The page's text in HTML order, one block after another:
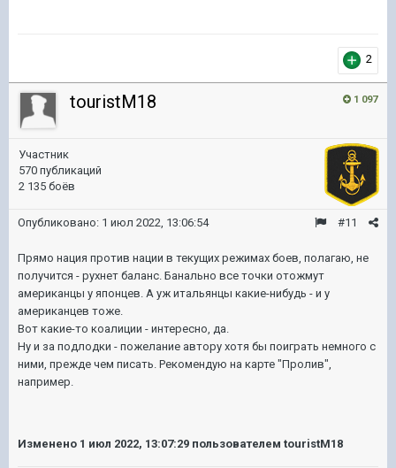
2
1 097
touristM18
Участник
570 публикаций
2 135 боёв
#11
Опубликовано: 1 июл 2022, 13:06:54
Прямо нация против нации в текущих режимах боев, полагаю, не
получится - рухнет баланс. Банально все точки отожмут
американцы у японцев. А уж итальянцы какие-нибудь - и у
американцев тоже.
Вот какие-то коалиции - интересно, да.
Ну и за подлодки - пожелание автору хотя бы поиграть немного с
ними, прежде чем писать. Рекомендую на карте "Пролив",
например.
Изменено 1 июл 2022, 13:07:29 пользователем touristM18